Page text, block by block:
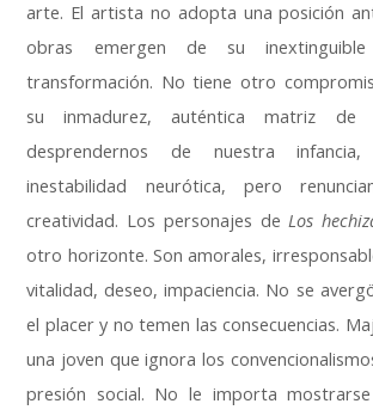
arte. El artista no adopta una posición
obras emergen de su
transformación. No tiene otro
su inmadurez, auténtica matriz de
desprendernos de nuestra
inestabilidad neurótica, pero
creatividad. Los personajes deLos
otro horizonte. Son amorales,
vitalidad, deseo, impaciencia. No se
el placer y no temen las consecuencias.
una joven que ignora los
presión social. No le importa mostrarse